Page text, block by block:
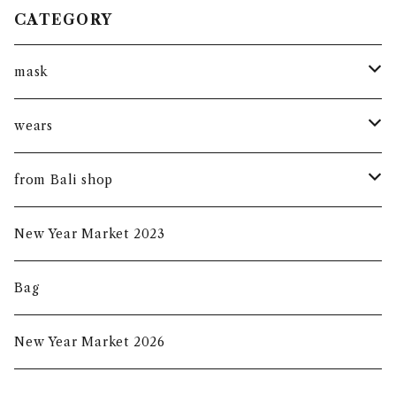
CATEGORY
mask
kantha mask
summer mask
indigo mask
batik mask
wears
new arrival
harumanis
2020s/s
2020a/w
from Bali shop
skirf
New Year Market 2023
Bag
New Year Market 2026